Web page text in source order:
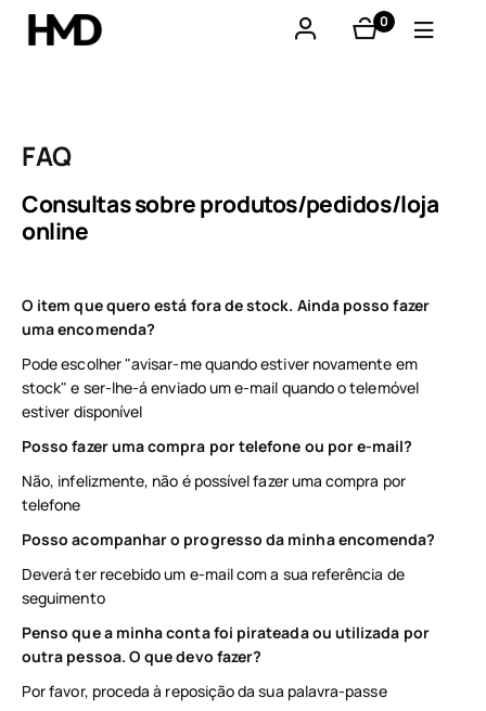
0
produtos
Smartphones
Telemóveis básicos
Acessórios
Ofertas
FAQ
Consultas sobre produtos/pedidos/loja
online
O item que quero está fora de stock. Ainda posso fazer
uma encomenda?
Pode escolher "avisar-me quando estiver novamente em
stock" e ser-lhe-á enviado um e-mail quando o telemóvel
estiver disponível
Posso fazer uma compra por telefone ou por e-mail?
Não, infelizmente, não é possível fazer uma compra por
telefone
Posso acompanhar o progresso da minha encomenda?
Deverá ter recebido um e-mail com a sua referência de
seguimento
Penso que a minha conta foi pirateada ou utilizada por
outra pessoa. O que devo fazer?
Por favor, proceda à reposição da sua palavra-passe